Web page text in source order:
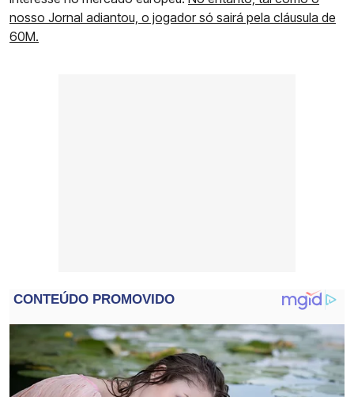
nosso Jornal adiantou, o jogador só sairá pela cláusula de
60M.